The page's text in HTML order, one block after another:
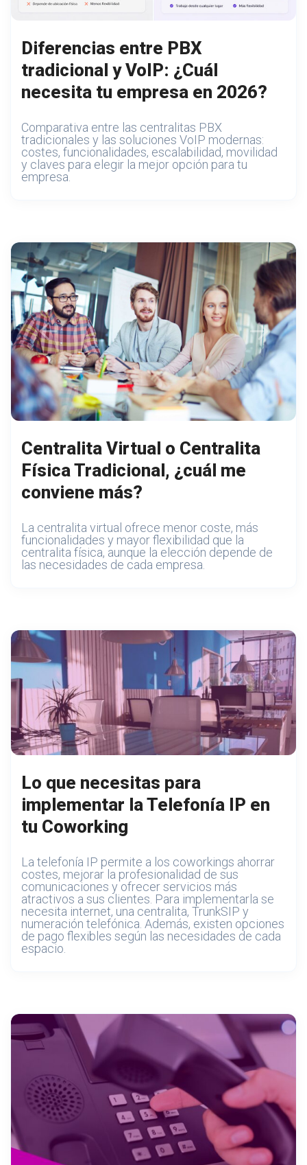
Diferencias entre PBX
tradicional y VoIP: ¿Cuál
necesita tu empresa en 2026?
Comparativa entre las centralitas PBX
tradicionales y las soluciones VoIP modernas:
costes, funcionalidades, escalabilidad, movilidad
y claves para elegir la mejor opción para tu
empresa.
Centralita Virtual o Centralita
Física Tradicional, ¿cuál me
conviene más?
La centralita virtual ofrece menor coste, más
funcionalidades y mayor flexibilidad que la
centralita física, aunque la elección depende de
las necesidades de cada empresa.
Lo que necesitas para
implementar la Telefonía IP en
tu Coworking
La telefonía IP permite a los coworkings ahorrar
costes, mejorar la profesionalidad de sus
comunicaciones y ofrecer servicios más
atractivos a sus clientes. Para implementarla se
necesita internet, una centralita, TrunkSIP y
numeración telefónica. Además, existen opciones
de pago flexibles según las necesidades de cada
espacio.